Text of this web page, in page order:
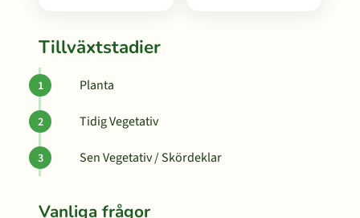
Tillväxtstadier
Planta
Tidig Vegetativ
Sen Vegetativ / Skördeklar
Vanliga frågor